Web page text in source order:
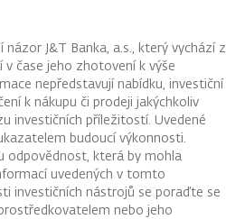
J&T Banka, a.s., který vychází z
čase jeho zhotovení k výše
nepředstavují nabídku, investiční
k nákupu či prodeji jakýchkoliv
investičních příležitostí. Uvedené
budoucí výkonnosti.
odpovědnost, která by mohla
uvedených v tomto
investičních nástrojů se poraďte se
nebo jeho